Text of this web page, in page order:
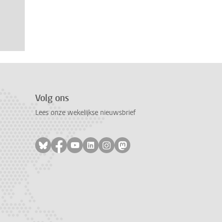
Volg ons
Lees onze wekelijkse nieuwsbrief
Volg ons op bluesky
Volg ons op facebook
Volg ons op youtube
Volg ons op linkedin
Volg ons op instagram
Volg ons op mastodon